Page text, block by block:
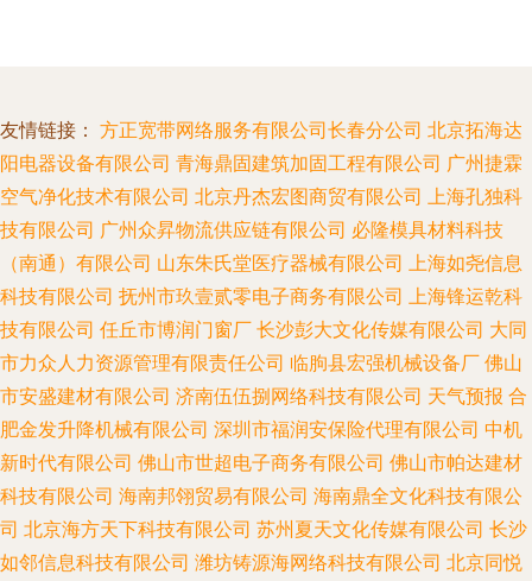
友情链接： 方正宽带网络服务有限公司长春分公司 北京拓海达
阳电器设备有限公司 青海鼎固建筑加固工程有限公司 广州捷霖
空气净化技术有限公司 北京丹杰宏图商贸有限公司 上海孔独科
技有限公司 广州众昇物流供应链有限公司 必隆模具材料科技
（南通）有限公司 山东朱氏堂医疗器械有限公司 上海如尧信息
科技有限公司 抚州市玖壹贰零电子商务有限公司 上海锋运乾科
技有限公司 任丘市博润门窗厂 长沙彭大文化传媒有限公司 大同
市力众人力资源管理有限责任公司 临朐县宏强机械设备厂 佛山
市安盛建材有限公司 济南伍伍捌网络科技有限公司 天气预报 合
肥金发升降机械有限公司 深圳市福润安保险代理有限公司 中机
新时代有限公司 佛山市世超电子商务有限公司 佛山市帕达建材
科技有限公司 海南邦翎贸易有限公司 海南鼎全文化科技有限公
司 北京海方天下科技有限公司 苏州夏天文化传媒有限公司 长沙
如邻信息科技有限公司 潍坊铸源海网络科技有限公司 北京同悦